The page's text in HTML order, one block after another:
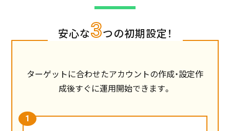
安心な3つの初期設定！
ターゲットに合わせたアカウントの作成・設定作
成後すぐに運用開始できます。